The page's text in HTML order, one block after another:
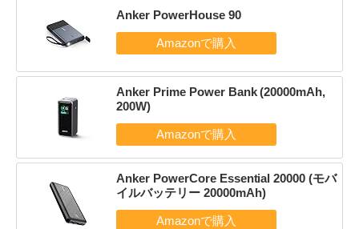
Anker PowerHouse 90
Anker Prime Power Bank (20000mAh,
200W)
Anker PowerCore Essential 20000 (モバ
イルバッテリー 20000mAh)